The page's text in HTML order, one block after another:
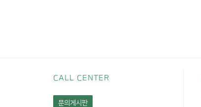
CALL CENTER
문의게시판